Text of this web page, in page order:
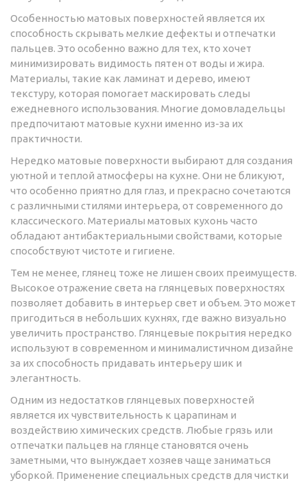
Особенностью матовых поверхностей является их
способность скрывать мелкие дефекты и отпечатки
пальцев. Это особенно важно для тех, кто хочет
минимизировать видимость пятен от воды и жира.
Материалы, такие как ламинат и дерево, имеют
текстуру, которая помогает маскировать следы
ежедневного использования. Многие домовладельцы
предпочитают матовые кухни именно из-за их
практичности.
Нередко матовые поверхности выбирают для создания
уютной и теплой атмосферы на кухне. Они не бликуют,
что особенно приятно для глаз, и прекрасно сочетаются
с различными стилями интерьера, от современного до
классического. Материалы матовых кухонь часто
обладают антибактериальными свойствами, которые
способствуют чистоте и гигиене.
Тем не менее, глянец тоже не лишен своих преимуществ.
Высокое отражение света на глянцевых поверхностях
позволяет добавить в интерьер свет и объем. Это может
пригодиться в небольших кухнях, где важно визуально
увеличить пространство. Глянцевые покрытия нередко
используют в современном и минималистичном дизайне
за их способность придавать интерьеру шик и
элегантность.
Одним из недостатков глянцевых поверхностей
является их чувствительность к царапинам и
воздействию химических средств. Любые грязь или
отпечатки пальцев на глянце становятся очень
заметными, что вынуждает хозяев чаще заниматься
уборкой. Применение специальных средств для чистки